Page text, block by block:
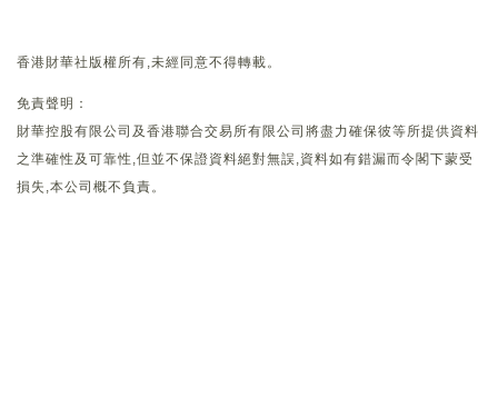
香港財華社版權所有,未經同意不得轉載。
免責聲明：
財華控股有限公司及香港聯合交易所有限公司將盡力確保彼等所提供資料
之準確性及可靠性,但並不保證資料絕對無誤,資料如有錯漏而令閣下蒙受
損失,本公司概不負責。